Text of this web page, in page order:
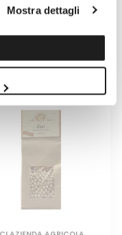
Mostra dettagli
Michele
€